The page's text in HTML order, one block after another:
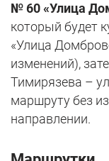
№ 60 «Улица
который будет
«Улица
изменений),
Тимирязева –
маршруту без
направлении.